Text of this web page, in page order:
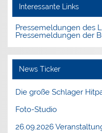
Interessante Links
Pressemeldungen des
Pressemeldungen der
News Ticker
Die große Schlager
Foto-Studio
26.09.2026